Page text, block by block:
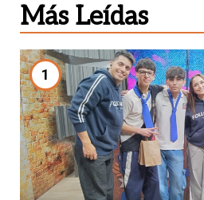
Más Leídas
1